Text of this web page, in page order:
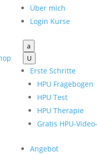
Über mich
Login Kurse
a
U
Erste Schritte
HPU Fragebogen
HPU Test
HPU Therapie
Gratis HPU-
Angebot